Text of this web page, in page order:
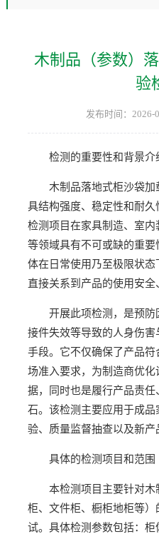
木制品（参数）
验
发布时间：2026-
检测的重要性和背景介
木制品落地式柜沙袋
具结构强度、稳定性和耐
检测项目在家具制造、室
等领域具有不可或缺的重
体在日常使用乃至极限状态
直接关系到产品的使用安全
开展此项检测，是预
接件失效等导致的人身伤
手段。它不仅确保了产品
场准入要求，为制造商优
据，同时也是履行产品责
石。该检测主要应用于成
验、质量监督抽查以及新产
具体的检测项目和范围
本检测项目主要针对
柜、文件柜、橱柜地柜等
试。具体检测参数包括：